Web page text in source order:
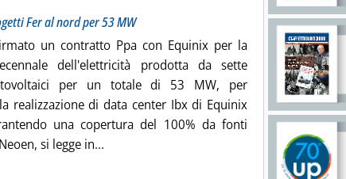
Fer al nord per 53 MW
un contratto Ppa con Equinix per la
dell'elettricità prodotta da sette
per un totale di 53 MW, per
realizzazione di data center Ibx di Equinix
una copertura del 100% da fonti
si legge in... Leggi tutta la notizia: 'Fotovoltaico, Ppa